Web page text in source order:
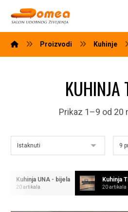
Proizvodi Kuhinje
KUHINJA
Prikaz 1–9 od 20
Kuhinja UNA - bijela
20 artikala
Kuhinja
20 artikala